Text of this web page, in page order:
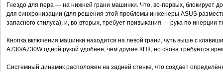
Гнездо для пера — на нижней грани машинки. Что, во-первых, блокирует
для синхронизации (для решения этой проблемы инженеры ASUS
запасного стилуса), и, во-вторых, требует привыкания — рука по инерции
Кнопка включения машинки находится на левой грани, чуть выше с
A730/A730W одной рукой удобнее, чем другие КПК, но снова требуется
Системный динамик расположен на задней стенке, что создает